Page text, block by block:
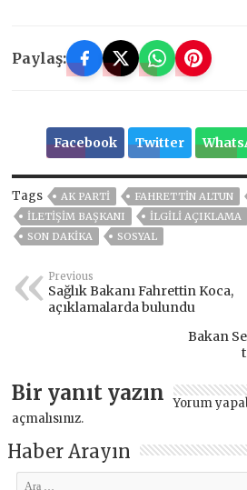
Paylaş:
Facebook Twitter
Tags AK PARTİ FAHRETTIN ALTUN
İLETIŞIM BAŞKANI
ILGILI AÇIKLAMA
SON DAKIKA
SOSYAL
Previous
Sağlık Bakanı Fahrettin Koca,
açıklamalarda bulundu
Bakan
Bir yanıt yazın Yorum
açmalısınız.
Haber Arayın